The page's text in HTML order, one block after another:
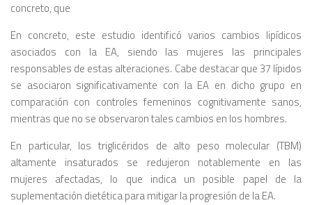
concreto, que
En concreto, este estudio identificó varios cambios lipídicos
asociados con la EA, siendo las mujeres las principales
responsables de estas alteraciones. Cabe destacar que 37 lípidos
se asociaron significativamente con la EA en dicho grupo en
comparación con controles femeninos cognitivamente sanos,
mientras que no se observaron tales cambios en los hombres.
En particular, los triglicéridos de alto peso molecular (TBM)
altamente insaturados se redujeron notablemente en las
mujeres afectadas, lo que indica un posible papel de la
suplementación dietética para mitigar la progresión de la EA.